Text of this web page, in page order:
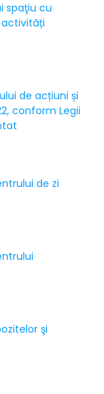
spaţiu cu
de acțiuni și
conform Legii
de zi
şi